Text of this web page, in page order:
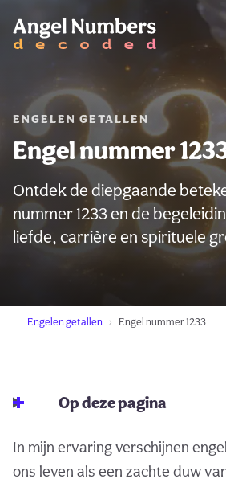
ENGELEN GETALLEN
Engel nummer
Ontdek de diepgaande
nummer 1233 en de
liefde, carrière en spirituele
Engelen getallen Engel nummer 1233
Op deze pagina
In mijn ervaring verschijnen
ons leven als een zachte duw
WAARSCHUWING: